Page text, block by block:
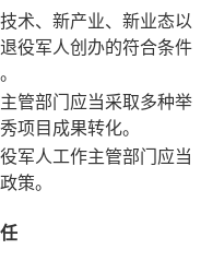
术、新产业、新业态以
役军人创办的符合条件
管部门应当采取多种举
项目成果转化。
军人工作主管部门应当
策。